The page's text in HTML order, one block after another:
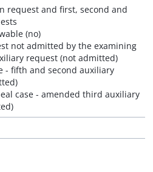
request and first, second and
(no)
not admitted by the examining
request (not admitted)
- fifth and second auxiliary
case - amended third auxiliary